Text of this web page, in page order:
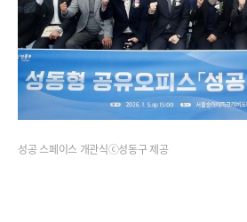
성공 스페이스 개관식ⓒ성동구 제공